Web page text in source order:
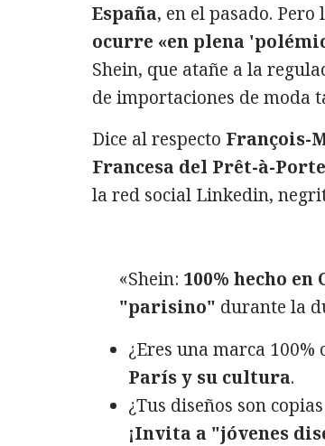
España, en el pasado.
ocurre «en plena
Shein, que atañe a la
de importaciones de moda
Dice al respecto François-
Francesa del Prêt-à-
la red social Linkedin,
«Shein: 100% hecho en
"parisino" durante la
¿Eres una marca 100%
París y su cultura.
¿Tus diseños son
¡Invita a "jóvenes